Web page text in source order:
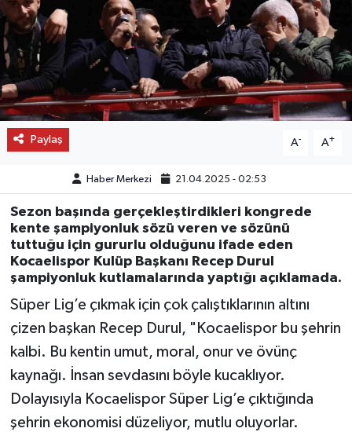
Paylaş A- A+
Haber Merkezi 21.04.2025 - 02:53
Sezon başında gerçekleştirdikleri kongrede
kente şampiyonluk sözü veren ve sözünü
tuttuğu için gururlu olduğunu ifade eden
Kocaelispor Kulüp Başkanı Recep Durul
şampiyonluk kutlamalarında yaptığı açıklamada.
Süper Lig’e çıkmak için çok çalıştıklarının altını
çizen başkan Recep Durul, "Kocaelispor bu şehrin
kalbi. Bu kentin umut, moral, onur ve övünç
kaynağı. İnsan sevdasını böyle kucaklıyor.
Dolayısıyla Kocaelispor Süper Lig’e çıktığında
şehrin ekonomisi düzeliyor, mutlu oluyorlar.
SON DAKİKA
SPOR
FİNANS